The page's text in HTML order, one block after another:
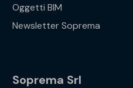
Oggetti BIM
Newsletter Soprema
Soprema Srl